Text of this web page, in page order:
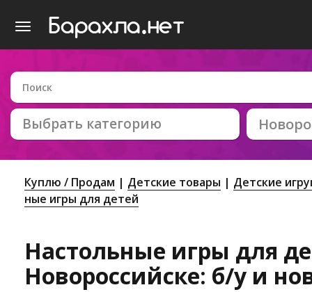
Выбрать категорию
Куплю / Продам Детские товары
Детские
ные игры для детей
Настольные игры для
Новороссийске: б/у и